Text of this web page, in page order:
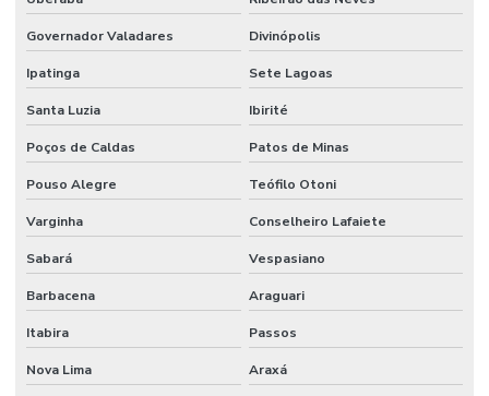
Governador Valadares Divinópolis
Ipatinga Sete Lagoas
Santa Luzia Ibirité
Poços de Caldas Patos de Minas
Pouso Alegre Teófilo Otoni
Varginha Conselheiro Lafaiete
Sabará Vespasiano
Barbacena Araguari
Itabira Passos
Nova Lima Araxá